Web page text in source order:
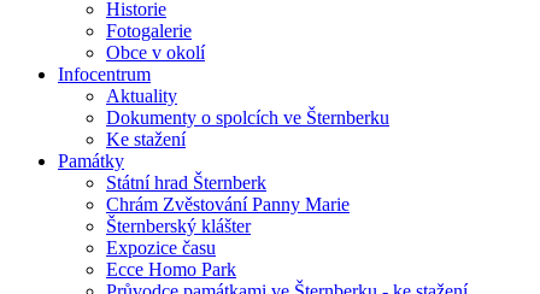
Historie
Fotogalerie
Obce v okolí
Infocentrum
Aktuality
Dokumenty o spolcích ve Šternberku
Ke stažení
Památky
Státní hrad Šternberk
Chrám Zvěstování Panny Marie
Šternberský klášter
Expozice času
Ecce Homo Park